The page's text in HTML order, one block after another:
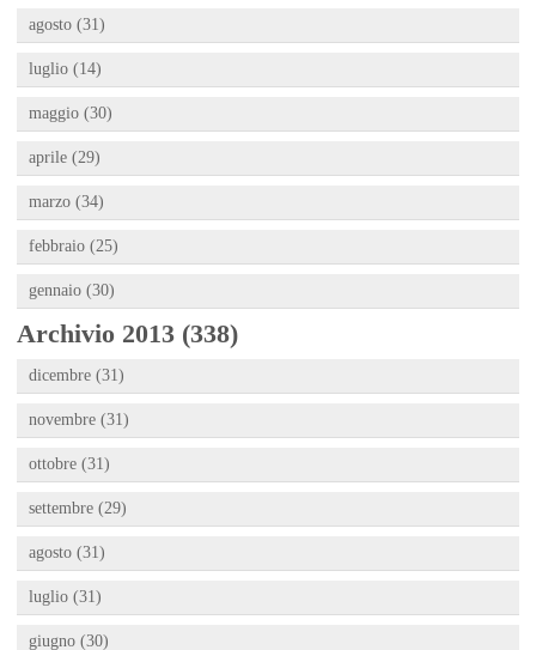
agosto (31)
luglio (14)
maggio (30)
aprile (29)
marzo (34)
febbraio (25)
gennaio (30)
Archivio 2013 (338)
dicembre (31)
novembre (31)
ottobre (31)
settembre (29)
agosto (31)
luglio (31)
giugno (30)